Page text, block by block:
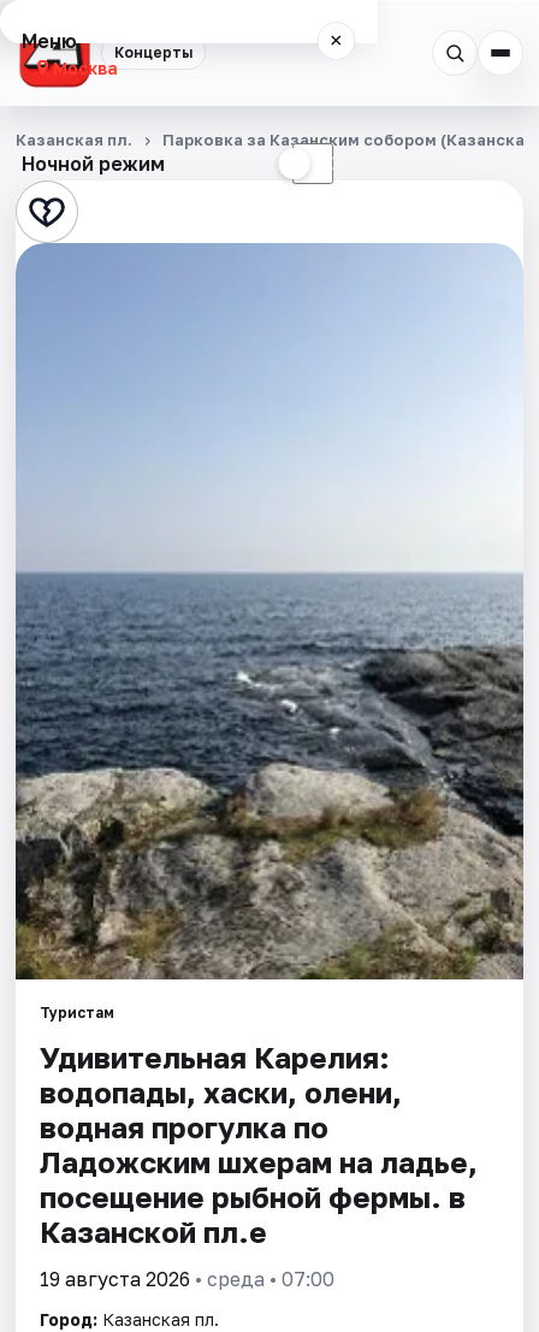
Концерты
Меню ×
Москва
Концерты
Города
Ночной режим ☾
Казанская пл. Парковка за Казанским собором (Казанская
Туристам
Удивительная Карелия:
водопады, хаски, олени,
водная прогулка по
Ладожским шхерам на ладье,
посещение рыбной фермы. в
Казанской пл.е
19 августа 2026 • среда • 07:00
Город: Казанская пл.